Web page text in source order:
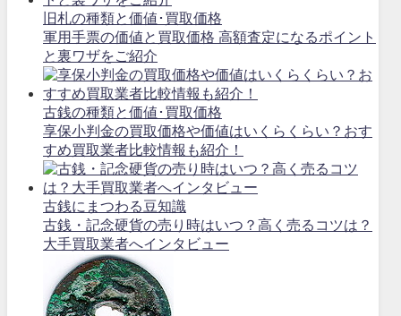
旧札の種類と価値･買取価格
軍用手票の価値と買取価格 高額査定になるポイント
と裏ワザをご紹介
古銭の種類と価値･買取価格
享保小判金の買取価格や価値はいくらくらい？おす
すめ買取業者比較情報も紹介！
古銭にまつわる豆知識
古銭・記念硬貨の売り時はいつ？高く売るコツは？
大手買取業者へインタビュー